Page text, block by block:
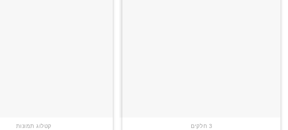
3 חלקים קטלוג תמונות